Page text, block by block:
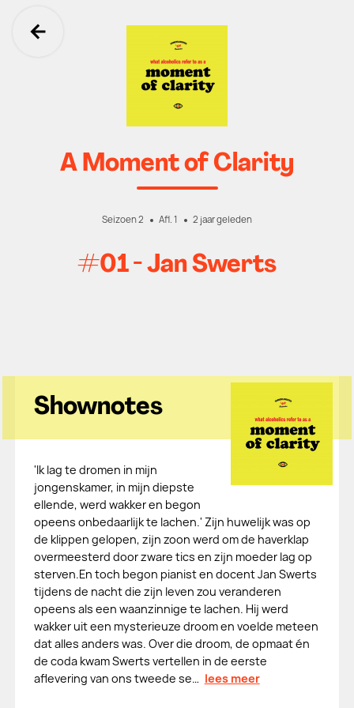
Ga terug
A Moment of Clarity
Seizoen 2 Afl. 1 2 jaar geleden
#01 - Jan Swerts
Shownotes
'Ik lag te dromen in mijn
jongenskamer, in mijn diepste
ellende, werd wakker en begon
opeens onbedaarlijk te lachen.' Zijn huwelijk was op
de klippen gelopen, zijn zoon werd om de haverklap
overmeesterd door zware tics en zijn moeder lag op
sterven.En toch begon pianist en docent Jan Swerts
tijdens de nacht die zijn leven zou veranderen
opeens als een waanzinnige te lachen. Hij werd
wakker uit een mysterieuze droom en voelde meteen
dat alles anders was. Over die droom, de opmaat én
de coda kwam Swerts vertellen in de eerste
aflevering van ons tweede se… lees meer